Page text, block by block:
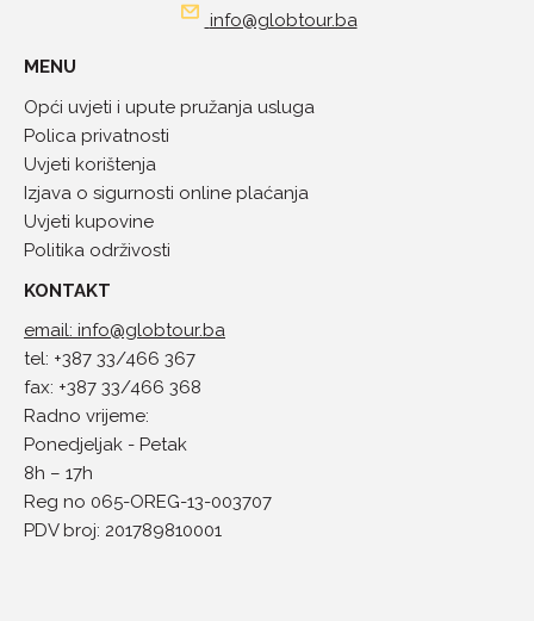
info@globtour.ba
MENU
Opći uvjeti i upute pružanja usluga
Polica privatnosti
Uvjeti korištenja
Izjava o sigurnosti online plaćanja
Uvjeti kupovine
Politika održivosti
KONTAKT
email: info@globtour.ba
tel: +387 33/466 367
fax: +387 33/466 368
Radno vrijeme:
Ponedjeljak - Petak
8h – 17h
Reg no 065-OREG-13-003707
PDV broj: 201789810001